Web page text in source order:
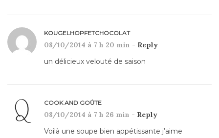
KOUGELHOPFETCHOCOLAT
08/10/2014 à 7 h 20 min - Reply
un délicieux velouté de saison
COOK AND GOÛTE
08/10/2014 à 7 h 26 min - Reply
Voilà une soupe bien appétissante j’aime